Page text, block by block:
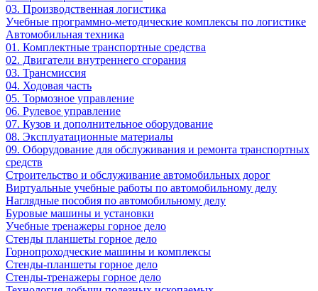
03. Производственная логистика
Учебные программно-методические комплексы по логистике
Автомобильная техника
01. Комплектные транспортные средства
02. Двигатели внутреннего сгорания
03. Трансмиссия
04. Ходовая часть
05. Тормозное управление
06. Рулевое управление
07. Кузов и дополнительное оборудование
08. Эксплуатационные материалы
09. Оборудование для обслуживания и ремонта транспортных
средств
Строительство и обслуживание автомобильных дорог
Виртуальные учебные работы по автомобильному делу
Наглядные пособия по автомобильному делу
Буровые машины и установки
Учебные тренажеры горное дело
Стенды планшеты горное дело
Горнопроходческие машины и комплексы
Стенды-планшеты горное дело
Стенды-тренажеры горное дело